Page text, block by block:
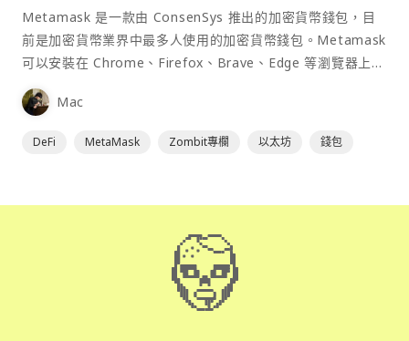
Metamask 是一款由 ConsenSys 推出的加密貨幣錢包，目
前是加密貨幣業界中最多人使用的加密貨幣錢包。Metamask
可以安裝在 Chrome、Firefox、Brave、Edge 等瀏覽器上作
為插件使用，具備許多功能且使用上非常方便。
Mac
DeFi MetaMask Zombit專欄 以太坊 錢包